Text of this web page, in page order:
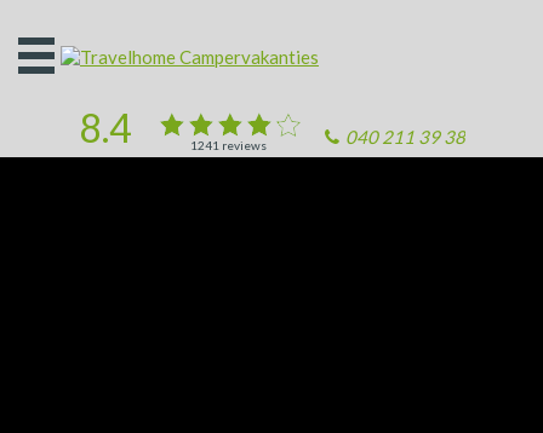
Open
het
040 211 39 38
1241 reviews
8.4